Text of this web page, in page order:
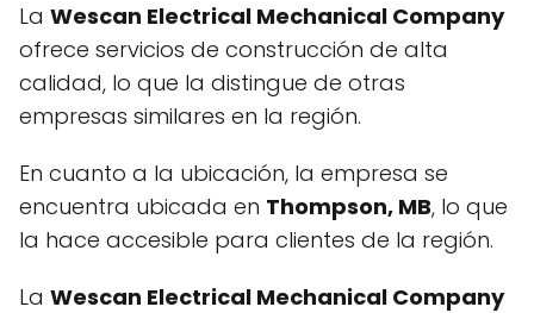
La Wescan Electrical Mechanical Company
ofrece servicios de construcción de alta
calidad, lo que la distingue de otras
empresas similares en la región.
En cuanto a la ubicación, la empresa se
encuentra ubicada en Thompson, MB, lo que
la hace accesible para clientes de la región.
La Wescan Electrical Mechanical Company